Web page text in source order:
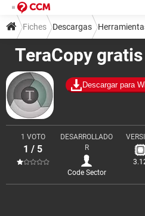
TeraCopy
Descargar para
1 VOTO
1 / 5
DESARROLLADO
R
Code Sector
Fiches Descargas